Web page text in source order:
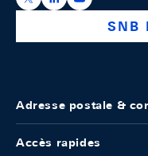
SNB
Adresse postale &
Accès rapides